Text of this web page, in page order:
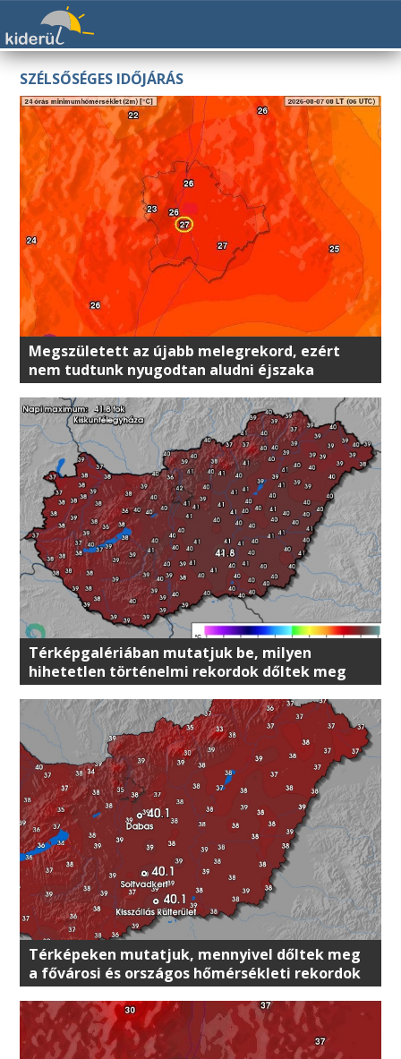
SZÉLSŐSÉGES IDŐJÁRÁS
Megszületett az újabb melegrekord, ezért
nem tudtunk nyugodtan aludni éjszaka
Térképgalériában mutatjuk be, milyen
hihetetlen történelmi rekordok dőltek meg
csütörtökön
Térképeken mutatjuk, mennyivel dőltek meg
a fővárosi és országos hőmérsékleti rekordok